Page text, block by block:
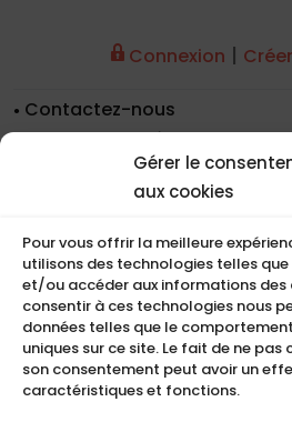
Gérer le
aux cookies
Pour vous offrir la meilleure
utilisons des technologies telles
et/ou accéder aux informations des
consentir à ces technologies nous
données telles que le
uniques sur ce site. Le fait de ne
son consentement peut avoir un
caractéristiques et fonctions.
Connexion |
Contactez-nous
Nos coordonnées
Nos références
Recrutement
CGU
Mentions légales
Politique de cookies (UE)
COMPACT